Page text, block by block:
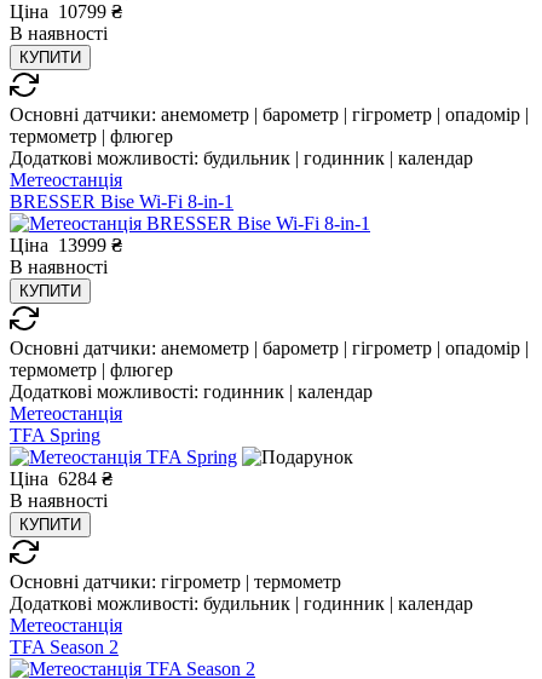
Ціна 10799 ₴
В наявності
КУПИТИ
Основні датчики: анемометр | барометр | гігрометр | опадомір |
термометр | флюгер
Додаткові можливості: будильник | годинник | календар
Метеостанція
BRESSER Bise Wi-Fi 8-in-1
Ціна 13999 ₴
В наявності
КУПИТИ
Основні датчики: анемометр | барометр | гігрометр | опадомір |
термометр | флюгер
Додаткові можливості: годинник | календар
Метеостанція
TFA Spring
Ціна 6284 ₴
В наявності
КУПИТИ
Основні датчики: гігрометр | термометр
Додаткові можливості: будильник | годинник | календар
Метеостанція
TFA Season 2